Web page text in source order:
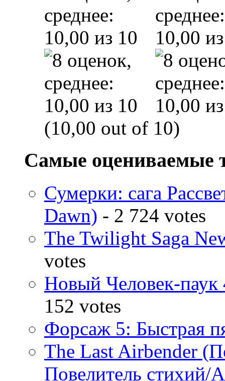
(10,00 out of 10)
Самые оцениваемые
Сумерки: cага
Dawn) - 2 724 votes
The Twilight Saga
votes
Новый Человек-
152 votes
Форсаж 5: Быстрая
The Last Airbender
Повелитель стихий/